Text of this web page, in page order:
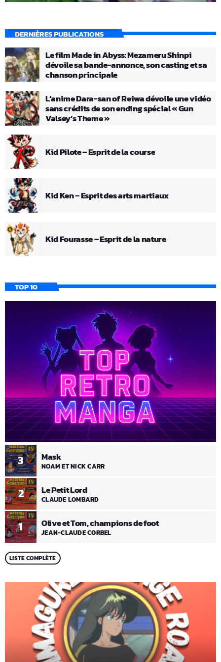
DERNIÈRES PUBLICATIONS
Le film Made in Abyss: Mezameru Shinpi
dévoile sa bande-annonce, son casting et sa
chanson principale
L’anime Dara-san of Reiwa dévoile une vidéo
sans crédits de son ending spécial « Gun
Valsey’s Theme »
Kid Pilote – Esprit de la course
Kid Ken – Esprit des arts martiaux
Kid Fourasse – Esprit de la nature
TOP 10
1 Olive et Tom, champions de foot
JEAN-CLAUDE CORBEL
2 Le Petit Lord
CLAUDE LOMBARD
3 Mask
NOAM ET NICK CARR
LISTE COMPLÈTE